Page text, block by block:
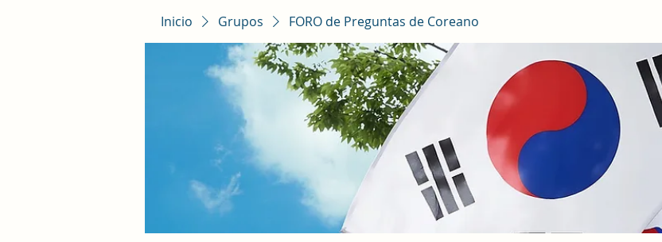
Inicio Grupos FORO de Preguntas de Coreano